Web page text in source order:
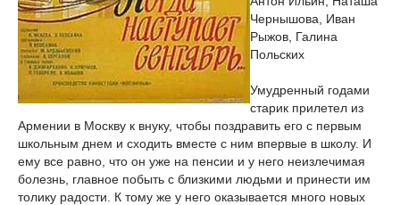
Чернышова, Иван
Рыжов, Галина
Польских
Умудренный годами
старик прилетел из
Армении в Москву к внуку, чтобы поздравить его с первым
школьным днем и сходить вместе с ним впервые в школу. И
ему все равно, что он уже на пенсии и у него неизлечимая
болезнь, главное побыть с близкими людьми и принести им
толику радости. К тому же у него оказывается много новых